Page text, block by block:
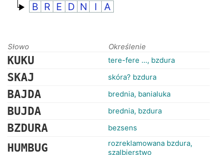
B R E D N I A
Słowo Określenie
KUKU tere-fere ..., bzdura
SKAJ skóra? bzdura
BAJDA brednia, banialuka
BUJDA brednia, bzdura
BZDURA bezsens
HUMBUG
rozreklamowana bzdura,
szalbierstwo